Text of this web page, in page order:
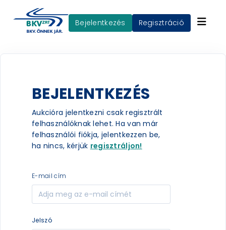
Bejelentkezés Regisztráció
BEJELENTKEZÉS
Aukcióra jelentkezni csak regisztrált
felhasználóknak lehet. Ha van már
felhasználói fiókja, jelentkezzen be,
ha nincs, kérjük regisztráljon!
e-mail cím
jelszó